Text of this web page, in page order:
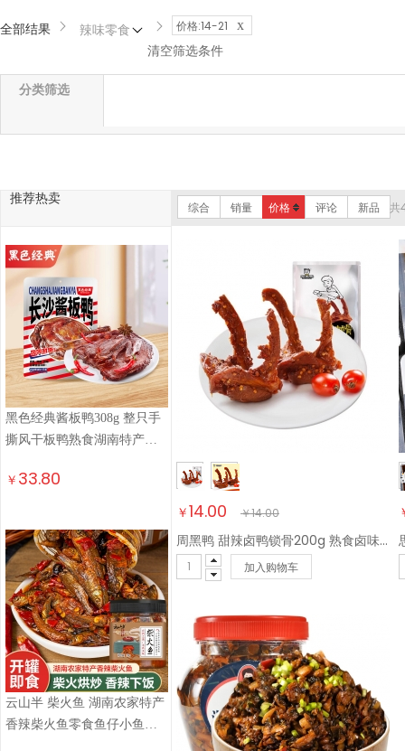
全部结果 辣味零食 价格:14-21 x
清空筛选条件
分类筛选
推荐热卖
黑色经典酱板鸭308g 整只手
撕风干板鸭熟食湖南特产卤
￥ 33.80
云山半 柴火鱼 湖南农家特产
香辣柴火鱼零食鱼仔小鱼干
综合 销量 价格 评论 新品 共
￥14.00 ￥14.00
周黑鸭 甜辣卤鸭锁骨200g 熟食卤味 武汉小吃 经典大包装【鸭哥推荐】
加入购物车